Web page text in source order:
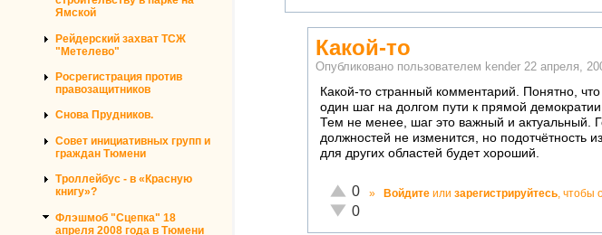
Ямской
Рейдерский захват ТСЖ
"Метелево"
Росрегистрация против
правозащитников
Снова Прудников.
Совет инициативных групп и
граждан Тюмени
Троллейбус - в «Красную
книгу»?
Флэшмоб "Сцепка" 18
апреля 2008 года в Тюмени
Какой-то
Опубликовано пользователем kender 22 апреля,
Какой-то странный комментарий. Понятно,
один шаг на долгом пути к прямой
Тем не менее, шаг это важный и актуальный.
должностей не изменится, но
для других областей будет хороший.
Отлично!
0
Неадекватно!
0
» Войдите или зарегистрируйтесь, чтобы